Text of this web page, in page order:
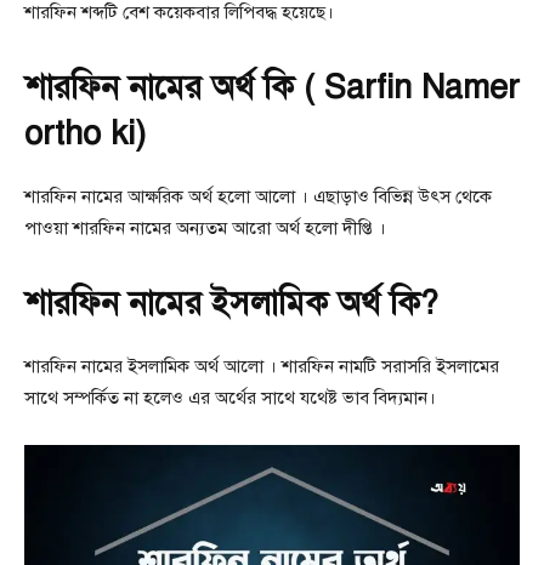
শারফিন শব্দটি বেশ কয়েকবার লিপিবদ্ধ হয়েছে।
শারফিন নামের অর্থ কি ( Sarfin Namer
ortho ki)
শারফিন নামের আক্ষরিক অর্থ হলো আলো । এছাড়াও বিভিন্ন উৎস থেকে
পাওয়া শারফিন নামের অন্যতম আরো অর্থ হলো দীপ্তি ।
শারফিন নামের ইসলামিক অর্থ কি?
শারফিন নামের ইসলামিক অর্থ আলো । শারফিন নামটি সরাসরি ইসলামের
সাথে সম্পর্কিত না হলেও এর অর্থের সাথে যথেষ্ট ভাব বিদ্যমান।